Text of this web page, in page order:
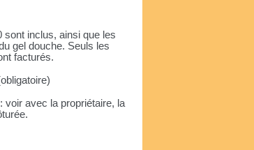
sont inclus, ainsi que les
gel douche. Seuls les
facturés.
voir avec la propriétaire, la